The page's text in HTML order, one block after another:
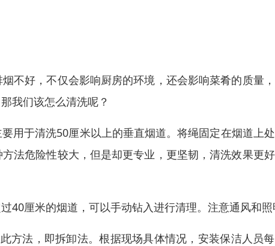
不好，不仅会影响厨房的环境，还会影响菜肴的质量
我们该怎么清洗呢？
用于清洗50厘米以上的垂直烟道。将绳固定在烟道上
法危险性较大，但是却更专业，更坚韧，清洗效果更
40厘米的烟道，可以手动钻入进行清理。注意通风和
方法，即拆卸法。根据现场具体情况，安装保洁人员